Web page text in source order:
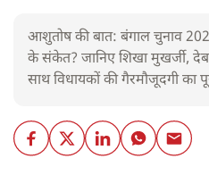
आशुतोष की बात: बंगाल चुनाव
के संकेत? जानिए शिखा मुखर्जी,
साथ विधायकों की गैरमौजूदगी का